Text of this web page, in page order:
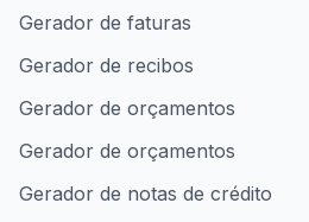
Gerador de faturas
Gerador de recibos
Gerador de orçamentos
Gerador de orçamentos
Gerador de notas de crédito